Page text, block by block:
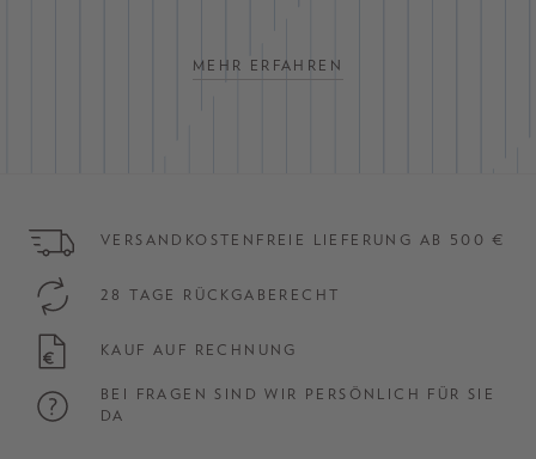
MEHR ERFAHREN
VERSANDKOSTENFREIE LIEFERUNG AB 500 €
28 TAGE RÜCKGABERECHT
KAUF AUF RECHNUNG
BEI FRAGEN SIND WIR PERSÖNLICH FÜR SIE
DA